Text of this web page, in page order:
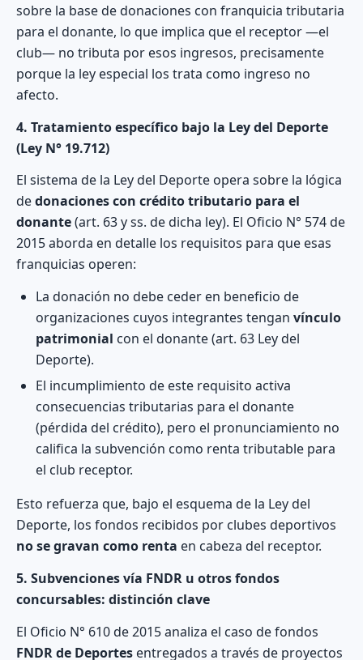
sobre la base de donaciones con franquicia tributaria
para el donante, lo que implica que el receptor —el
club— no tributa por esos ingresos, precisamente
porque la ley especial los trata como ingreso no
afecto.
4. Tratamiento específico bajo la Ley del Deporte
(Ley N° 19.712)
El sistema de la Ley del Deporte opera sobre la lógica
dedonaciones con crédito tributario para el
donante(art. 63 y ss. de dicha ley). El Oficio N° 574 de
2015 aborda en detalle los requisitos para que esas
franquicias operen:
La donación no debe ceder en beneficio de
organizaciones cuyos integrantes tengan vínculo
patrimonial con el donante (art. 63 Ley del
Deporte).
El incumplimiento de este requisito activa
consecuencias tributarias para el donante
(pérdida del crédito), pero el pronunciamiento no
califica la subvención como renta tributable para
el club receptor.
Esto refuerza que, bajo el esquema de la Ley del
Deporte, los fondos recibidos por clubes deportivos
no se gravan como renta en cabeza del receptor.
5. Subvenciones vía FNDR u otros fondos
concursables: distinción clave
El Oficio N° 610 de 2015 analiza el caso de fondos
FNDR de Deportes entregados a través de proyectos